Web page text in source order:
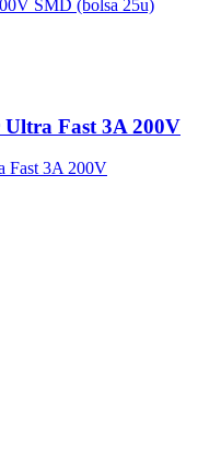
Fast 3A 200V